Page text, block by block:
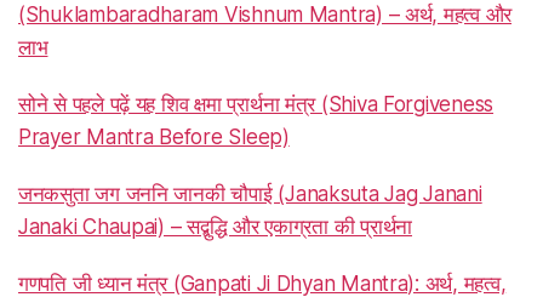
(Shuklambaradharam Vishnum Mantra) – अर्थ, महत्व और
लाभ
सोने से पहले पढ़ें यह शिव क्षमा प्रार्थना मंत्र (Shiva Forgiveness
Prayer Mantra Before Sleep)
जनकसुता जग जननि जानकी चौपाई (Janaksuta Jag Janani
Janaki Chaupai) – सद्बुद्धि और एकाग्रता की प्रार्थना
गणपति जी ध्यान मंत्र (Ganpati Ji Dhyan Mantra): अर्थ, महत्व,